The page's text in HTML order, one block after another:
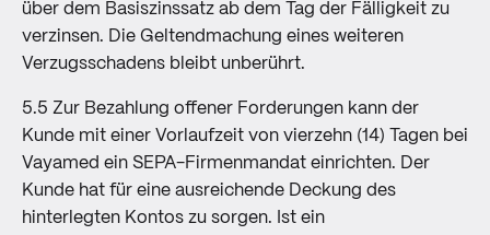
über dem Basiszinssatz ab dem Tag der Fälligkeit zu
verzinsen. Die Geltendmachung eines weiteren
Verzugsschadens bleibt unberührt.
5.5 Zur Bezahlung offener Forderungen kann der
Kunde mit einer Vorlaufzeit von vierzehn (14) Tagen bei
Vayamed ein SEPA-Firmenmandat einrichten. Der
Kunde hat für eine ausreichende Deckung des
hinterlegten Kontos zu sorgen. Ist ein